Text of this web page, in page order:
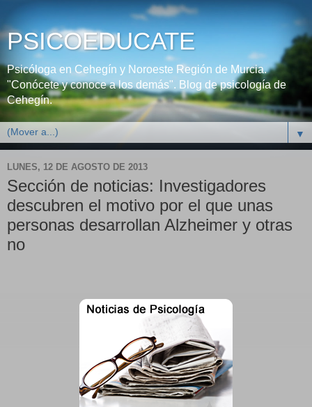
PSICOEDUCATE
Psicóloga en Cehegín y Noroeste Región de Murcia.
"Conócete y conoce a los demás". Blog de psicología de
Cehegín.
▼
LUNES, 12 DE AGOSTO DE 2013
Sección de noticias: Investigadores
descubren el motivo por el que unas
personas desarrollan Alzheimer y otras
no